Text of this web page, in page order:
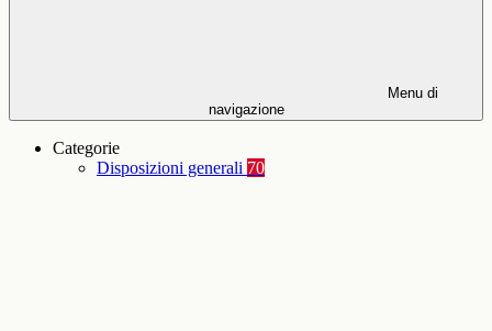
Menu di
navigazione
Categorie
Disposizioni generali 70